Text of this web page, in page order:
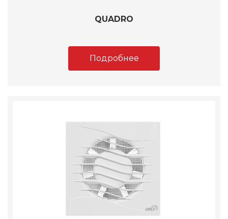
QUADRO
Подробнее